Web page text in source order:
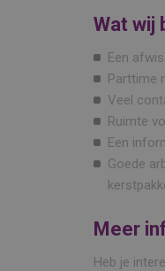
Wat wij
Een
Parttime
Veel
Ruimte
Een
Goede
Meer
Heb je